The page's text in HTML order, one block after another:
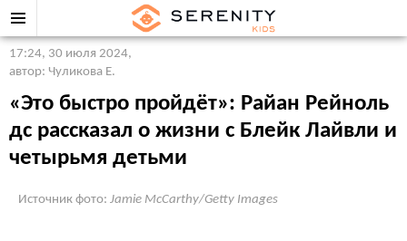
17:24, 30 июля 2024,
автор: Чуликова Е.
«Это быстро пройдёт»: Райан Рейноль
дс рассказал о жизни с Блейк Лайвли и
четырьмя детьми
Источник фото: Jamie McCarthy/Getty Images